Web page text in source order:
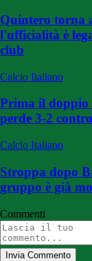
Quintero torna
l'ufficialità è
club
Calcio Italiano
Prima il doppio
perde 3-2
Calcio Italiano
Stroppa dopo
gruppo è già
Commenti
Invia Commento